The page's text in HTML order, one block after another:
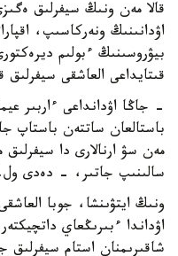
قالا مەن ونىڭ سيفرلىق
اۋدانىنىڭ ونەركاسىپ،
بيۋروسىنىڭ ءبولىم
قىتايداعى العاشقى سيفرلىق
- جاڭا اۋدانداعى ءاربىر
باستالعان ساتتەن باستاپ
مەن سۋ ارنالارى دا سيفرلىق
سالىنىپ جاتىر، - دەدى ول.
ونىڭ ايتۋىنشا، جوبا